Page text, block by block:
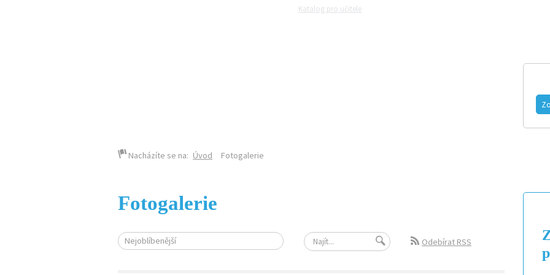
Katalog pro učitele
FOTOGALERIE
Nacházíte se na: Úvod Fotogalerie
Fotogalerie
Nejoblíbenější Odebírat RSS